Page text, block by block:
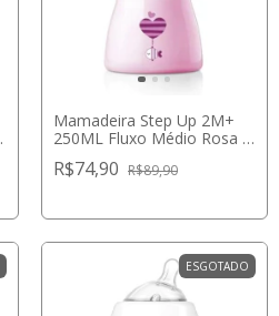
Mamadeira Step Up 2M+
250ML Fluxo Médio Rosa -
R$74,90 R$89,90
ESGOTADO